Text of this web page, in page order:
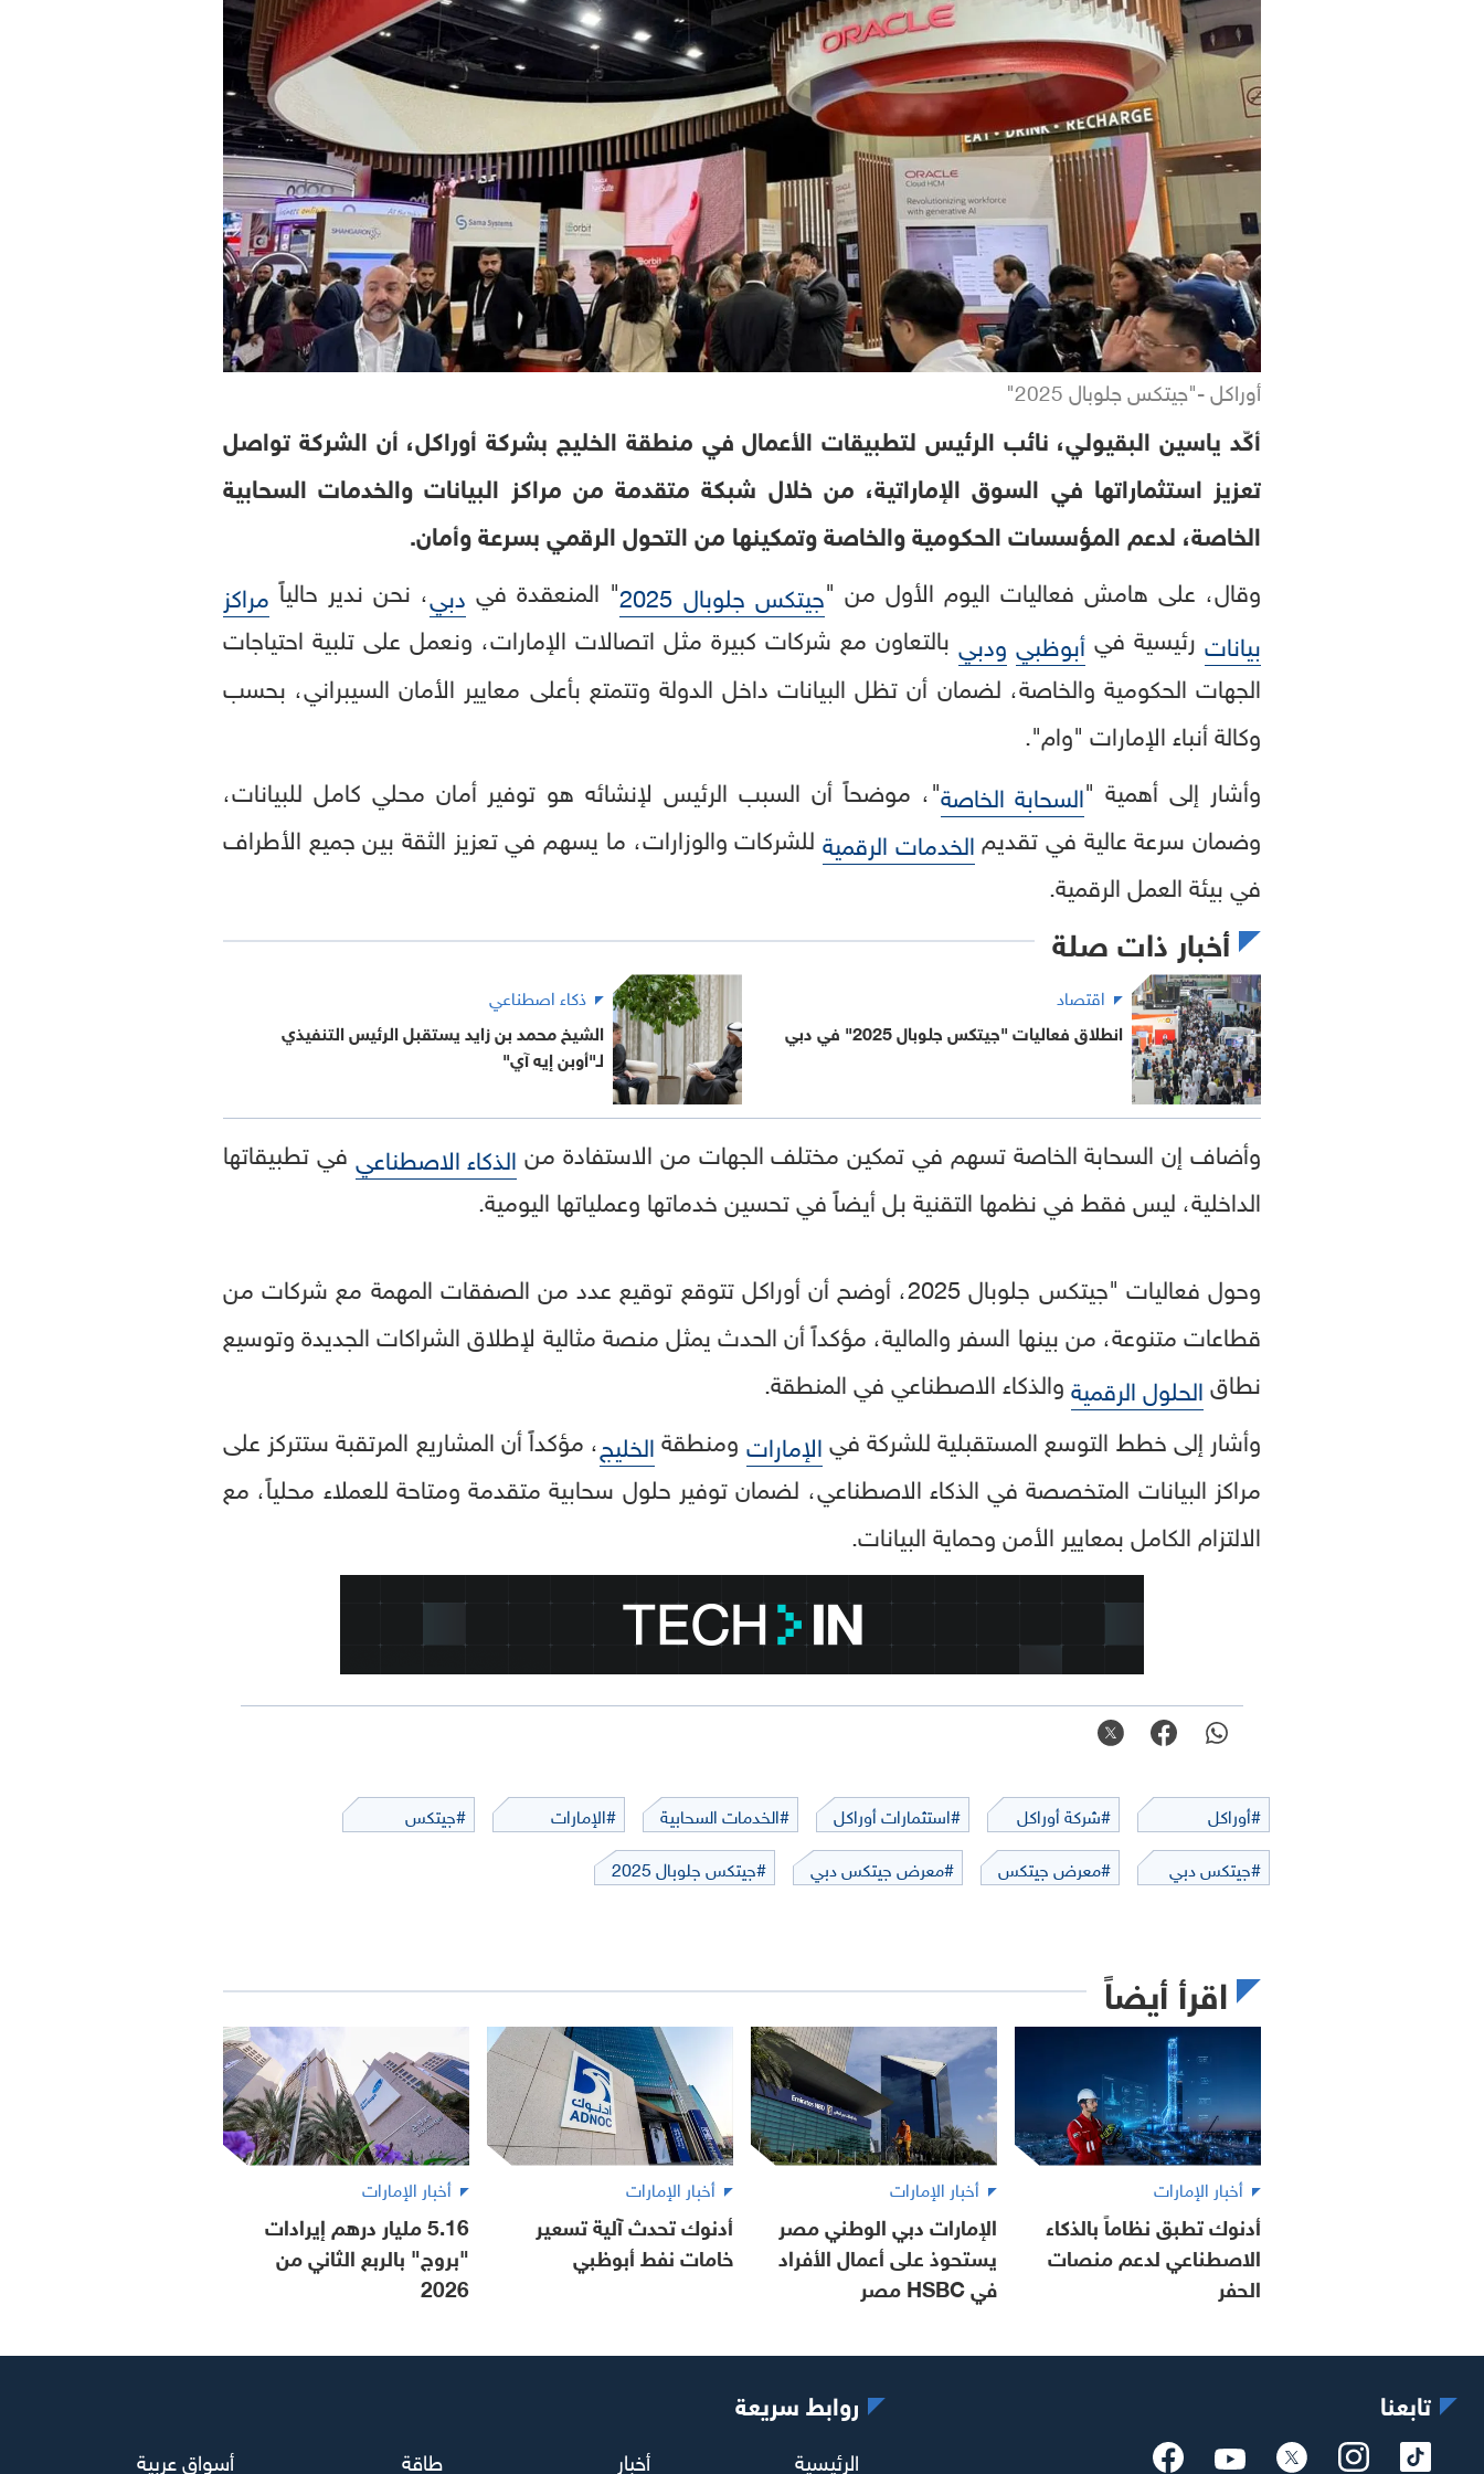
أوراكل -"جيتكس جلوبال 2025"
أكّد ياسين البقيولي، نائب الرئيس لتطبيقات الأعمال في منطقة الخليج بشركة أوراكل، أن الشركة تواصل
تعزيز استثماراتها في السوق الإماراتية، من خلال شبكة متقدمة من مراكز البيانات والخدمات السحابية
الخاصة، لدعم المؤسسات الحكومية والخاصة وتمكينها من التحول الرقمي بسرعة وأمان.
وقال، على هامش فعاليات اليوم الأول من "جيتكس جلوبال 2025 " المنعقدة في دبي، نحن ندير حالياً مراكز
بيانات رئيسية في أبوظبي ودبي بالتعاون مع شركات كبيرة مثل اتصالات الإمارات، ونعمل على تلبية احتياجات
الجهات الحكومية والخاصة، لضمان أن تظل البيانات داخل الدولة وتتمتع بأعلى معايير الأمان السيبراني، بحسب
وكالة أنباء الإمارات "وام".
وأشار إلى أهمية "السحابة الخاصة"، موضحاً أن السبب الرئيس لإنشائه هو توفير أمان محلي كامل للبيانات،
وضمان سرعة عالية في تقديمالخدمات الرقمية للشركات والوزارات، ما يسهم في تعزيز الثقة بين جميع الأطراف
في بيئة العمل الرقمية.
أخبار ذات صلة
اقتصاد
انطلاق فعاليات "جيتكس جلوبال 2025" في دبي
ذكاء اصطناعي
الشيخ محمد بن زايد يستقبل الرئيس التنفيذي
لـ"أوبن إيه آي"
وأضاف إن السحابة الخاصة تسهم في تمكين مختلف الجهات من الاستفادة من الذكاء الاصطناعي في تطبيقاتها
الداخلية، ليس فقط في نظمها التقنية بل أيضاً في تحسين خدماتها وعملياتها اليومية.
وحول فعاليات "جيتكس جلوبال 2025، أوضح أن أوراكل تتوقع توقيع عدد من الصفقات المهمة مع شركات من
قطاعات متنوعة، من بينها السفر والمالية، مؤكداً أن الحدث يمثل منصة مثالية لإطلاق الشراكات الجديدة وتوسيع
نطاقالحلول الرقميةوالذكاء الاصطناعي في المنطقة.
وأشار إلى خطط التوسع المستقبلية للشركة فيالإمارات ومنطقةالخليج، مؤكداً أن المشاريع المرتقبة ستتركز على
مراكز البيانات المتخصصة في الذكاء الاصطناعي، لضمان توفير حلول سحابية متقدمة ومتاحة للعملاء محلياً، مع
الالتزام الكامل بمعايير الأمن وحماية البيانات.
#أوراكل #شركة أوراكل #استثمارات أوراكل #الخدمات السحابية #الإمارات
#جيتكس
#جيتكس دبي
#معرض جيتكس #معرض جيتكس دبي #جيتكس جلوبال 2025
اقرأ أيضاً
أخبار الإمارات
أدنوك تطبق نظاماً بالذكاء
الاصطناعي لدعم منصات
الحفر
أخبار الإمارات
الإمارات دبي الوطني مصر
يستحوذ على أعمال الأفراد
في HSBC مصر
أخبار الإمارات
أدنوك تحدث آلية تسعير
خامات نفط أبوظبي
أخبار الإمارات
5.16 مليار درهم إيرادات
"بروج" بالربع الثاني من
2026
تابعنا روابط سريعة
الرئيسية أخبار طاقة أسواق عربية